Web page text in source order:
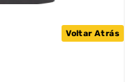
Voltar Atrás